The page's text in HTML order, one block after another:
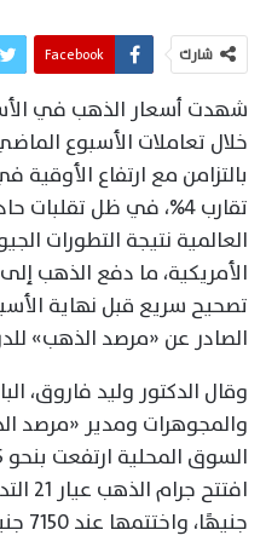
شارك Facebook
شهدت أسعار الذهب في
بالتزامن مع ارتفاع الأوقية
تقارب 4%، في ظل
العالمية نتيجة التطورات
الأمريكية، ما دفع الذهب
تصحيح سريع قبل نهاية
الصادر عن «مرصد الذهب»
وقال الدكتور وليد فاروق،
والمجوهرات ومدير «مرصد
جنيهًا، واختتمها عند 7150 جنيهًا.